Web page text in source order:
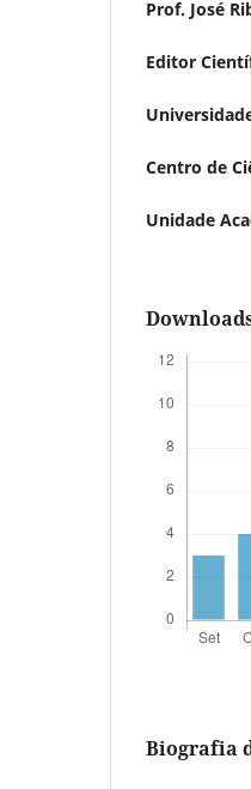
Prof. José
Editor
Centro de
Unidade
Biografia